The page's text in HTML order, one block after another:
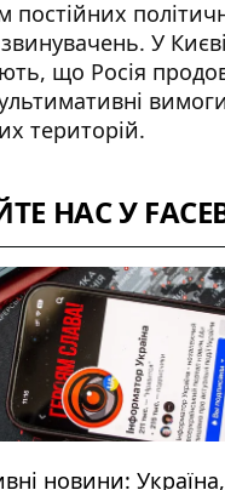
постійних
У Києві
що Росія
територій.
НАС У
новини: Україна,